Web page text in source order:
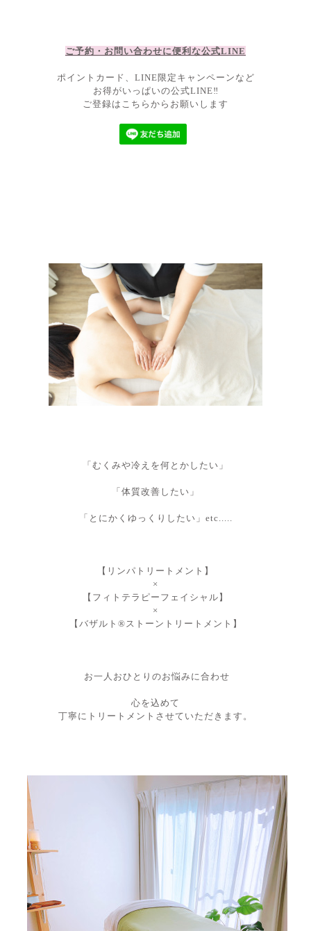
ご予約・お問い合わせに便利な公式LINE
ポイントカード、LINE限定キャンペーンなど
お得がいっぱいの公式LINE‼
ご登録はこちらからお願いします
「むくみや冷えを何とかしたい」
「体質改善したい」
「とにかくゆっくりしたい 」etc.....
【リンパトリートメント】
×
【フィトテラピーフェイシャル】
×
【バザルト®︎ストーントリートメント】
お一人おひとりのお悩みに合わせ
心を込めて
丁寧にトリートメントさせていただきます。